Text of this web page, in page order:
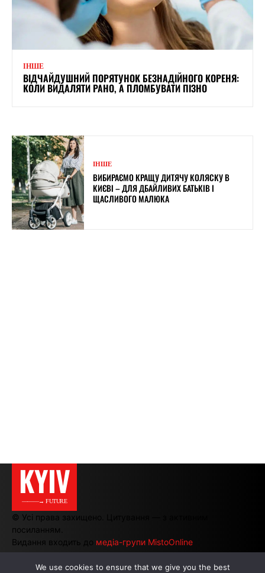
ІНШЕ
ВІДЧАЙДУШНИЙ ПОРЯТУНОК БЕЗНАДІЙНОГО КОРЕНЯ:
КОЛИ ВИДАЛЯТИ РАНО, А ПЛОМБУВАТИ ПІЗНО
ІНШЕ
ВИБИРАЄМО КРАЩУ ДИТЯЧУ КОЛЯСКУ В
КИЄВІ – ДЛЯ ДБАЙЛИВИХ БАТЬКІВ І
ЩАСЛИВОГО МАЛЮКА
KYIV
———→ FUTURE
© Усі права захищено. Цитування — з активним
посиланням.
Видання входить до медіа-групи MistoOnline
We use cookies to ensure that we give you the best